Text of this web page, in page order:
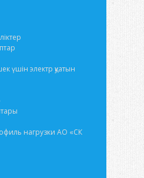
үшін электр қуатын
нагрузки АО «СК